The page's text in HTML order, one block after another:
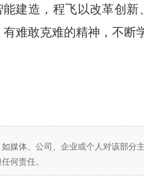
造，程飞以改革创新
难敢克难的精神，不断
媒体、公司、企业或个人对该部
何责任。
东南亚单体最大光伏项目在老挝